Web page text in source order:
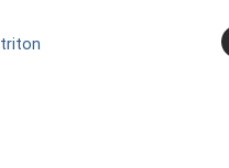
triton